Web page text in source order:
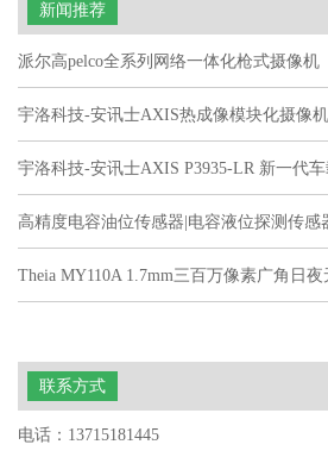
新闻推荐
派尔高pelco全系列网络一体化枪式摄像机
宇洛科技-安讯士AXIS热成像模块化摄像机
宇洛科技-安讯士AXIS P3935-LR 新一代
高精度电容油位传感器|电容液位探测传感
Theia MY110A 1.7mm三百万像素广角日
联系方式
电话：13715181445